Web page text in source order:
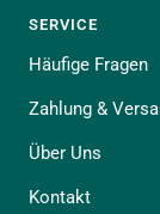
SERVICE
Häufige Fragen
Zahlung &
Über Uns
Kontakt